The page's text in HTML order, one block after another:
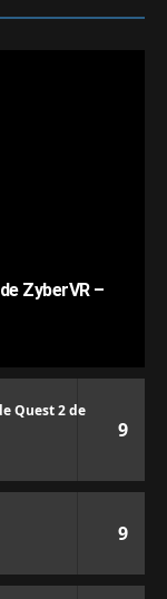
ZyberVR –
Quest 2 de
9
9